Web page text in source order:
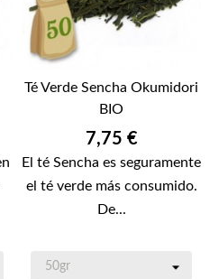
Té Verde Sencha Okumidori
BIO
Precio
7,75 €
El té Sencha es seguramente
el té verde más consumido.
De...